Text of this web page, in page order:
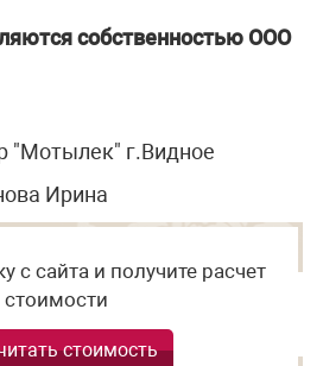
собственностью ООО
"Мотылек" г.Видное
Ирина
с сайта и получите расчет
стоимости
стоимость